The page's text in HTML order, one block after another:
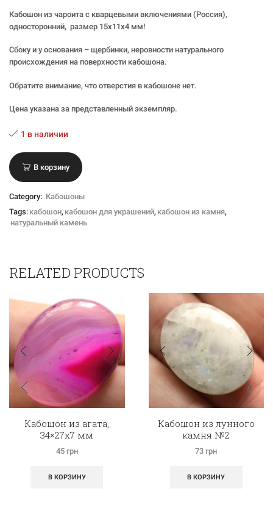
Кабошон из чароита с кварцевыми включениями (Россия),
односторонний, размер 15х11х4 мм!
Сбоку и у основания – щербинки, неровности натурального
происхождения на поверхности кабошона.
Обратите внимание, что отверстия в кабошоне нет.
Цена указана за представленный экземпляр.
1 в наличии
В корзину
Category: Кабошоны
Tags: кабошон, кабошон для украшений, кабошон из камня,
натуральный камень
RELATED PRODUCTS
Кабошон из агата,
34×27х7 мм
45 грн
В КОРЗИНУ
Кабошон из лунного
камня №2
73 грн
В КОРЗИНУ